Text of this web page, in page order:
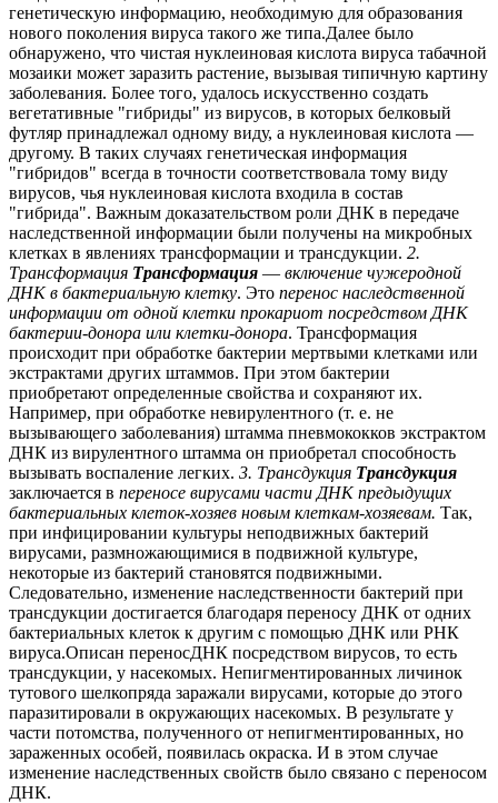
генетическую информацию, необходимую для образования
нового поколения вируса такого же типа.Далее было
обнаружено, что чистая нуклеиновая кислота вируса табачной
мозаики может заразить растение, вызывая типичную картину
заболевания. Более того, удалось искусственно создать
вегетативные "гибриды" из вирусов, в которых белковый
футляр принадлежал одному виду, а нуклеиновая кислота —
другому. В таких случаях генетическая информация
"гибридов" всегда в точности соответствовала тому виду
вирусов, чья нуклеиновая кислота входила в состав
"гибрида". Важным доказательством роли ДНК в передаче
наследственной информации были получены на микробных
клетках в явлениях трансформации и трансдукции. 2.
Трансформация Трансформация — включение чужеродной
ДНК в бактериальную клетку. Это перенос наследственной
информации от одной клетки прокариот посредством ДНК
бактерии-донора или клетки-донора. Трансформация
происходит при обработке бактерии мертвыми клетками или
экстрактами других штаммов. При этом бактерии
приобретают определенные свойства и сохраняют их.
Например, при обработке невирулентного (т. е. не
вызывающего заболевания) штамма пневмококков экстрактом
ДНК из вирулентного штамма он приобретал способность
вызывать воспаление легких. 3. Трансдукция Трансдукция
заключается в переносе вирусами части ДНК предыдущих
бактериальных клеток-хозяев новым клеткам-хозяевам. Так,
при инфицировании культуры неподвижных бактерий
вирусами, размножающимися в подвижной культуре,
некоторые из бактерий становятся подвижными.
Следовательно, изменение наследственности бактерий при
трансдукции достигается благодаря переносу ДНК от одних
бактериальных клеток к другим с помощью ДНК или РНК
вируса.Описан переносДНК посредством вирусов, то есть
трансдукции, у насекомых. Непигментированных личинок
тутового шелкопряда заражали вирусами, которые до этого
паразитировали в окружающих насекомых. В результате у
части потомства, полученного от непигментированных, но
зараженных особей, появилась окраска. И в этом случае
изменение наследственных свойств было связано с переносом
ДНК.